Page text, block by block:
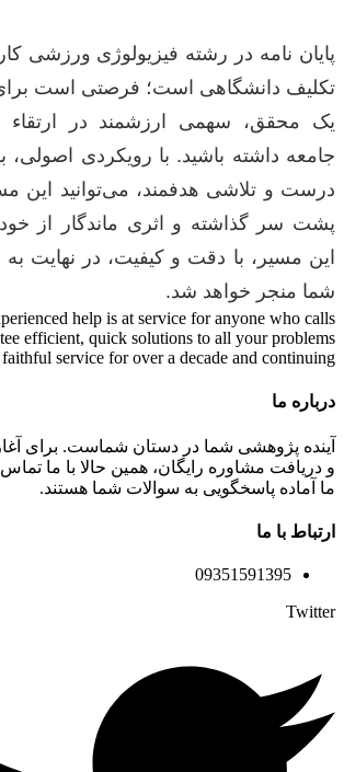
پایان نامه در رشته فیزیولوژی ورزشی
تکلیف دانشگاهی است؛ فرصتی است برای
یک محقق، سهمی ارزشمند در
جامعه داشته باشید. با رویکردی اصولی،
درست و تلاشی هدفمند، می‌توانید این
پشت سر گذاشته و اثری ماندگار از خود
این مسیر، با دقت و کیفیت، در نهایت به
شما منجر خواهد شد.
help is at service for anyone who calls
efficient, quick solutions to all your problems
service for over a decade and continuing
درباره ما
آینده پژوهشی شما در دستان شماست. برای
و دریافت مشاوره رایگان، همین حالا با ما
ما آماده پاسخگویی به سوالات شما هستند.
ارتباط با ما
09351591395
Twitter